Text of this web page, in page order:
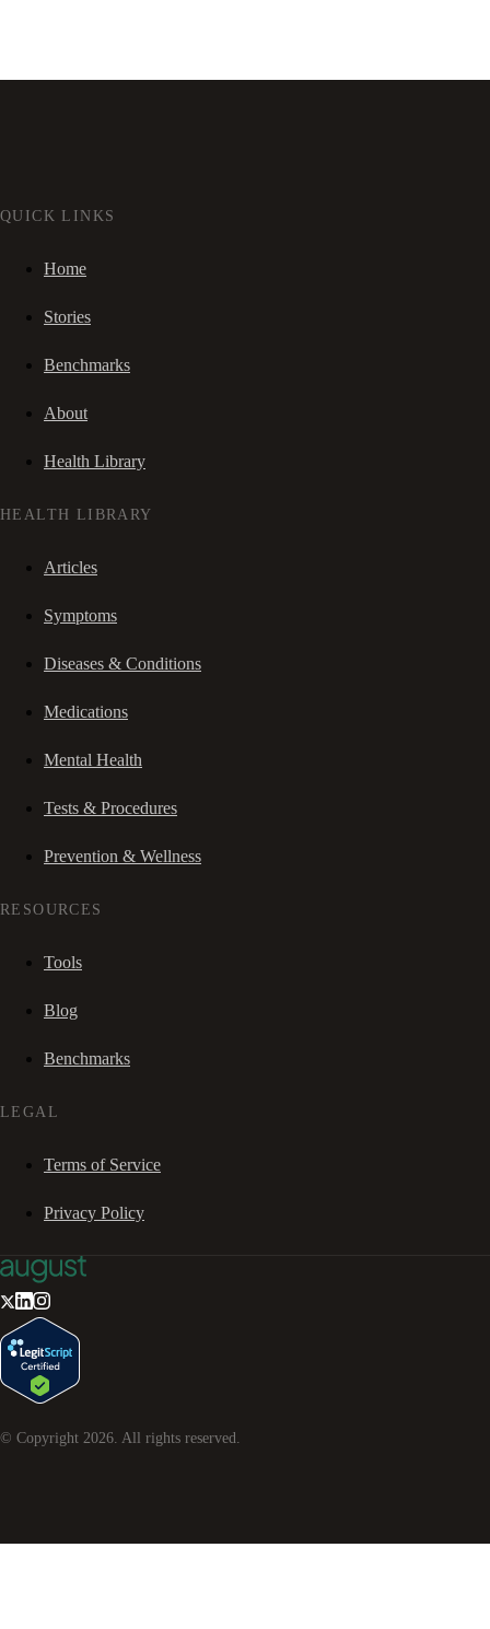
QUICK LINKS
Home
Stories
Benchmarks
About
Health Library
HEALTH LIBRARY
Articles
Symptoms
Diseases & Conditions
Medications
Mental Health
Tests & Procedures
Prevention & Wellness
RESOURCES
Tools
Blog
Benchmarks
LEGAL
Terms of Service
Privacy Policy
© Copyright 2026 . All rights reserved.